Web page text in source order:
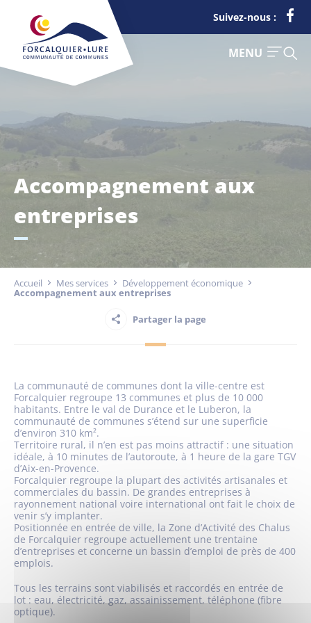
Suivez-nous :
Je suis
Touriste
Entreprise
Habitant
MENU
FERMER
Accompagnement aux
entreprises
Accueil Mes services Développement économique
Accompagnement aux entreprises
Partager la page
La communauté de communes dont la ville-centre est
Forcalquier regroupe 13 communes et plus de 10 000
habitants. Entre le val de Durance et le Luberon, la
communauté de communes s’étend sur une superficie
d’environ 310 km².
Territoire rural, il n’en est pas moins attractif : une situation
idéale, à 10 minutes de l’autoroute, à 1 heure de la gare TGV
d’Aix-en-Provence.
Forcalquier regroupe la plupart des activités artisanales et
commerciales du bassin. De grandes entreprises à
rayonnement national voire international ont fait le choix de
venir s’y implanter.
Positionnée en entrée de ville, la Zone d’Activité des Chalus
de Forcalquier regroupe actuellement une trentaine
d’entreprises et concerne un bassin d’emploi de près de 400
emplois.
Tous les terrains sont viabilisés et raccordés en entrée de
lot : eau, électricité, gaz, assainissement, téléphone (fibre
optique).
Maison France Services
Publications
Cookies management panel